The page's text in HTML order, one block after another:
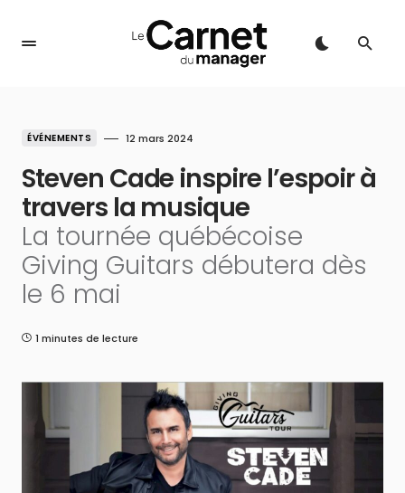
ÉVÉNEMENTS 12 mars 2024
Steven Cade inspire l’espoir à
travers la musique
La tournée québécoise
Giving Guitars débutera dès
le 6 mai
1 minutes de lecture